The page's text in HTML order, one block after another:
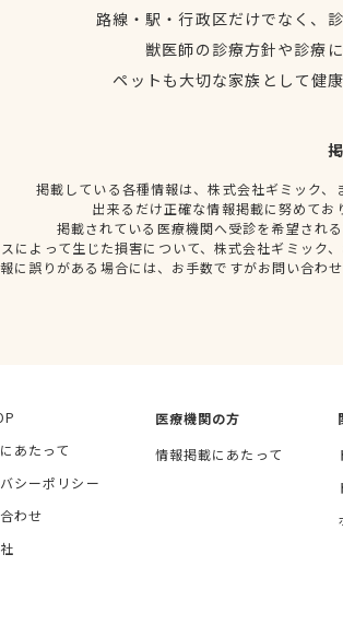
路線・駅・行政区だけでなく、
獣医師の診療方針や診療
ペットも大切な家族として健
掲載している各種情報は、株式会社ギミック
出来るだけ正確な情報掲載に努めて
掲載されている医療機関へ受診を希望され
によって生じた損害について、株式会社ギミック
に誤りがある場合には、お手数ですがお問い合わ
あたって
シーポリシー
わせ
医療機関の方
情報掲載にあたって